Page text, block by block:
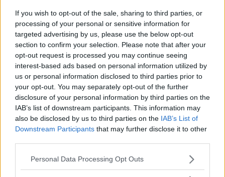
If you wish to opt-out of the sale, sharing to third parties, or
processing of your personal or sensitive information for
targeted advertising by us, please use the below opt-out
section to confirm your selection. Please note that after your
opt-out request is processed you may continue seeing
interest-based ads based on personal information utilized by
us or personal information disclosed to third parties prior to
your opt-out. You may separately opt-out of the further
disclosure of your personal information by third parties on the
IAB’s list of downstream participants. This information may
also be disclosed by us to third parties on the IAB’s List of
Downstream Participants that may further disclose it to other
Please note that this website/app uses one or more Google
Personal Data Processing Opt Outs
ALV fortsatt intresserat av fastigheten –
"Ytan passar för hotell"
NÄRINGSLIV 28 januari 2025 05.00
Vill ALV köpa VEMAB:s fastighet för
hotell? – "En strategisk fastighet"